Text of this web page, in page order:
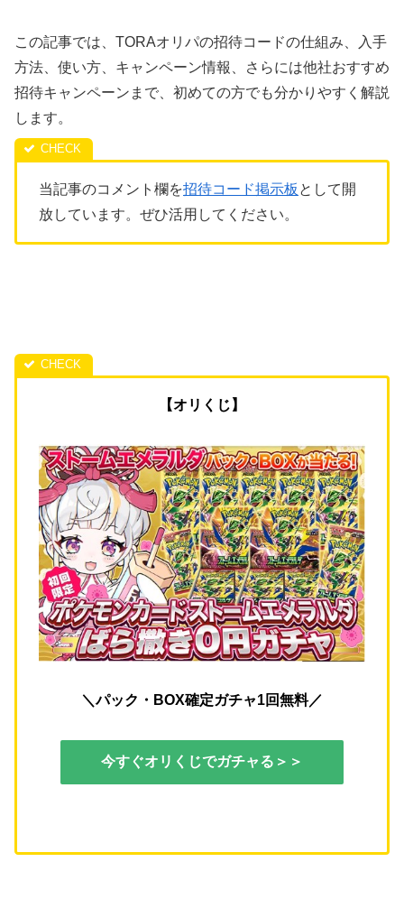
この記事では、TORAオリパの招待コードの仕組み、入手
方法、使い方、キャンペーン情報、さらには他社おすすめ
招待キャンペーンまで、初めての方でも分かりやすく解説
します。
当記事のコメント欄を招待コード掲示板 として開
放しています。ぜひ活用してください。
【オリくじ】
＼パック・BOX確定ガチャ1回無料／
今すぐオリくじでガチャる＞＞